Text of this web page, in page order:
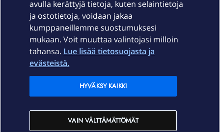
Ajankohtaista
Elisa Oyj
In English
avulla kerättyjä tietoja, kuten selaintietoja
ja ostotietoja, voidaan jakaa
kumppaneillemme suostumuksesi
mukaan. Voit muuttaa valintojasi milloin
tahansa. Lue lisää tietosuojasta ja
evästeistä.
VAIN VÄLTTÄMÄTTÖMÄT
HYVÄKSY KAIKKI